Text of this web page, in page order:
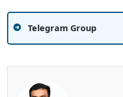
Telegram Group